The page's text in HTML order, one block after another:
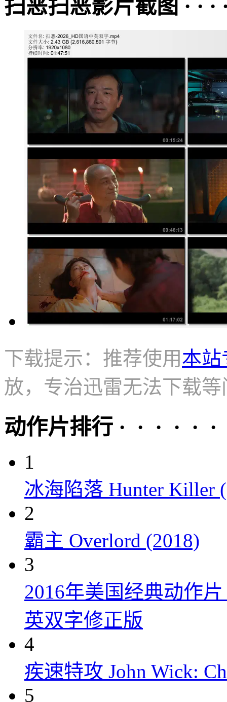
扫恶扫恶影片截图 · · ·
下载提示：推荐使用本站
放，专治迅雷无法下载等
动作片排行 · · · · · ·
1
冰海陷落 Hunter Killer
2
霸主 Overlord (2018)
3
2016年美国经典动作
英双字修正版
4
疾速特攻 John Wick:
5